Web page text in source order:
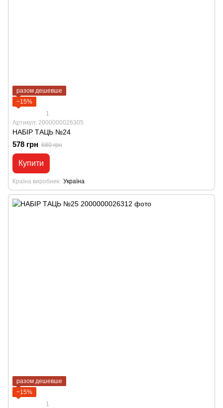
разом дешевше
−15%
1
Артикул: 2000000026305
НАБІР ТАЦЬ №24
578 грн 680 грн
Купити
Країна виробник Україна
разом дешевше
−15%
1